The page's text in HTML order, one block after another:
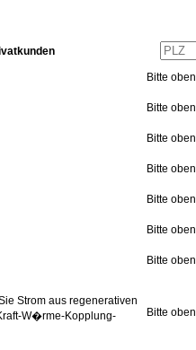
Bitte
Bitte
Bitte
Bitte
Bitte
Bitte
Bitte
Strom aus regenerativen
W�rme-Kopplung-
Bitte